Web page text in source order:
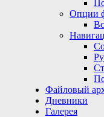
Опции
Файловый
Дневники
Галерея